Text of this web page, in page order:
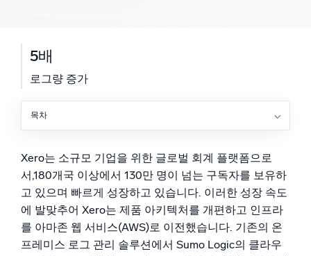
포괄적인 가시성으로 탐지 및 해결
강력한 통합
신뢰할 수 있고 인증된
5배
로그량 증가
목차
결과
Xero는 소규모 기업을 위한 글로벌 회계 플랫폼으로
서,180개국 이상에서 130만 명이 넘는 구독자를 보유하
고 있으며 빠르게 성장하고 있습니다. 이러한 성장 속도
에 발맞추어 Xero는 제품 아키텍처를 개편하고 인프라
를 아마존 웹 서비스(AWS)로 이전했습니다. 기존의 온
프레미스 로그 관리 솔루션에서 Sumo Logic의 클라우